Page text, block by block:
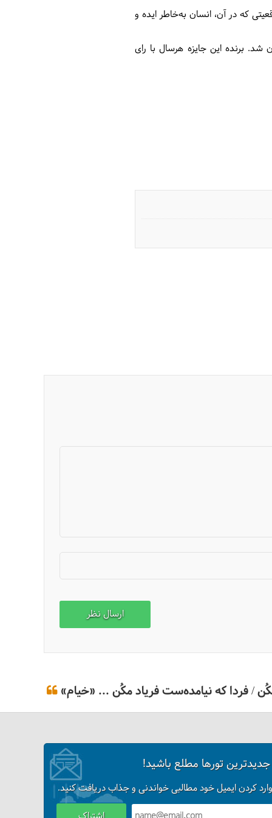
که در آن، انسان به‌خاطر ایده و
شد. برنده این جایزه هرسال با رای
/ فردا که نیامده‌ست فریاد مکُن ... «خیام»
جدیدترین تورها مطلع باشید!
کردن ایمیل خود مطالبی خواندنی و جذاب دریافت کنید.